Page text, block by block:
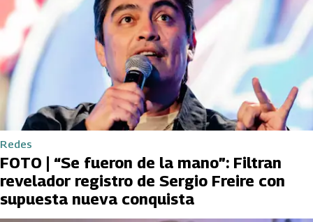
Redes
FOTO | “Se fueron de la mano”: Filtran
revelador registro de Sergio Freire con
supuesta nueva conquista